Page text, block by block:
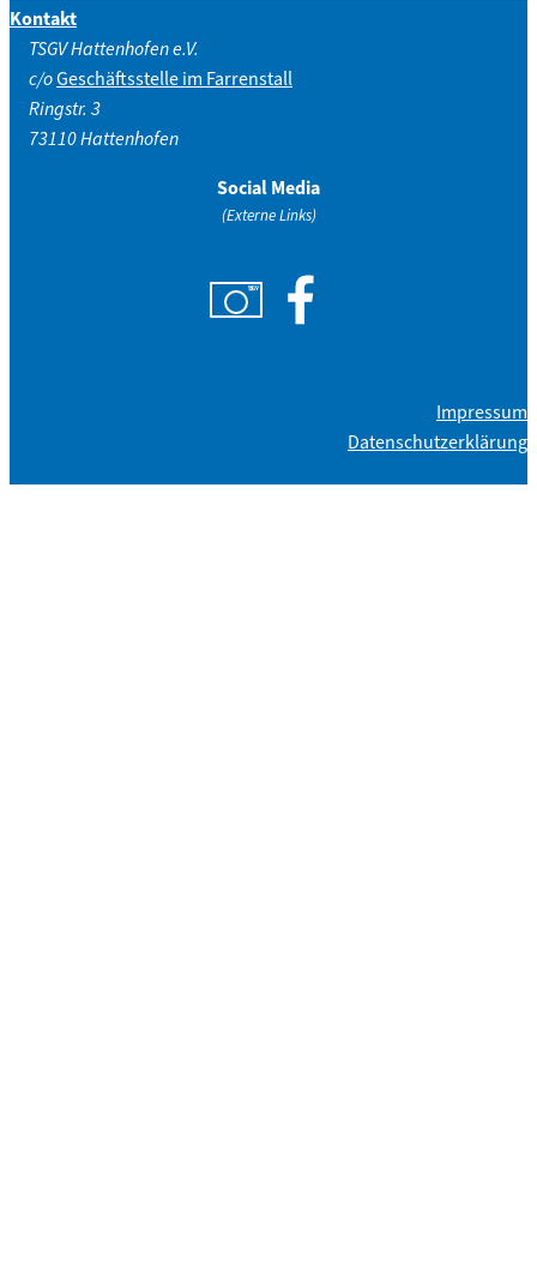
Kontakt
TSGV Hattenhofen e.V.
c/oGeschäftsstelle im Farrenstall
Ringstr. 3
73110 Hattenhofen
Social Media
(Externe Links)
Impressum
Datenschutzerklärung